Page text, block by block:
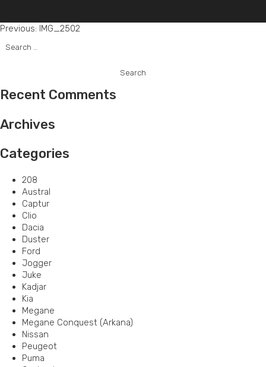
Post
navigation
Previous: IMG_2502
for:
Recent Comments
Archives
Categories
208
Austral
Captur
Clio
Dacia
Duster
Ford
Jogger
Juke
Kadjar
Kia
Megane
Megane Conquest (Arkana)
Nissan
Peugeot
Puma